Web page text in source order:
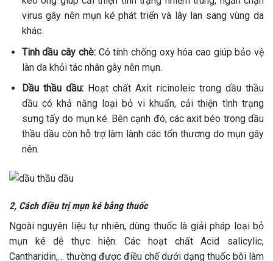
virus gây nên mụn ké phát triển và lây lan sang vùng da
khác.
Tinh dầu cây chè: Có tính chống oxy hóa cao giúp bảo vệ
làn da khỏi tác nhân gây nên mụn.
Dầu thầu dầu: Hoạt chất Axit ricinoleic trong dầu thầu
dầu có khả năng loại bỏ vi khuẩn, cải thiện tình trạng
sưng tấy do mụn ké. Bên cạnh đó, các axit béo trong dầu
thầu dầu còn hỗ trợ làm lành các tổn thương do mụn gây
nên.
2, Cách điều trị mụn ké bằng thuốc
Ngoài nguyên liệu tự nhiên, dùng thuốc là giải pháp loại bỏ
mụn ké dễ thực hiện. Các hoạt chất Acid salicylic,
Cantharidin,… thường được điều chế dưới dạng thuốc bôi làm